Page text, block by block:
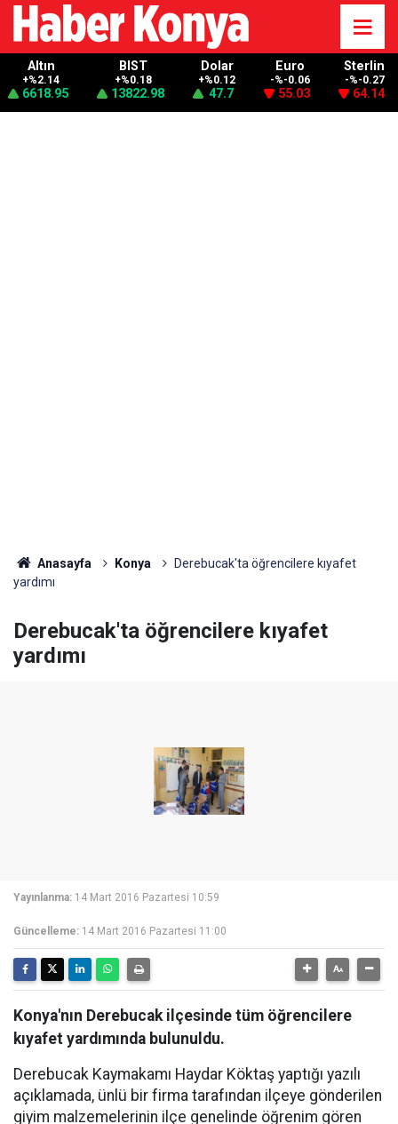
Altın
+%2.14
6618.95
BIST
+%0.18
13822.98
Dolar
+%0.12
47.7
Euro
-%-0.06
55.03
Sterlin
-%-0.27
64.14
Anasayfa Konya
Derebucak'ta öğrencilere kıyafet
yardımı
Derebucak'ta öğrencilere kıyafet
yardımı
Yayınlanma: 14 Mart 2016 Pazartesi 10:59
Güncelleme: 14 Mart 2016 Pazartesi 11:00
Konya'nın Derebucak ilçesinde tüm öğrencilere
kıyafet yardımında bulunuldu.
Derebucak Kaymakamı Haydar Köktaş yaptığı yazılı
açıklamada, ünlü bir firma tarafından ilçeye gönderilen
giyim malzemelerinin ilçe genelinde öğrenim gören